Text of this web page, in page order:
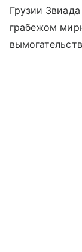
Грузии
грабежом